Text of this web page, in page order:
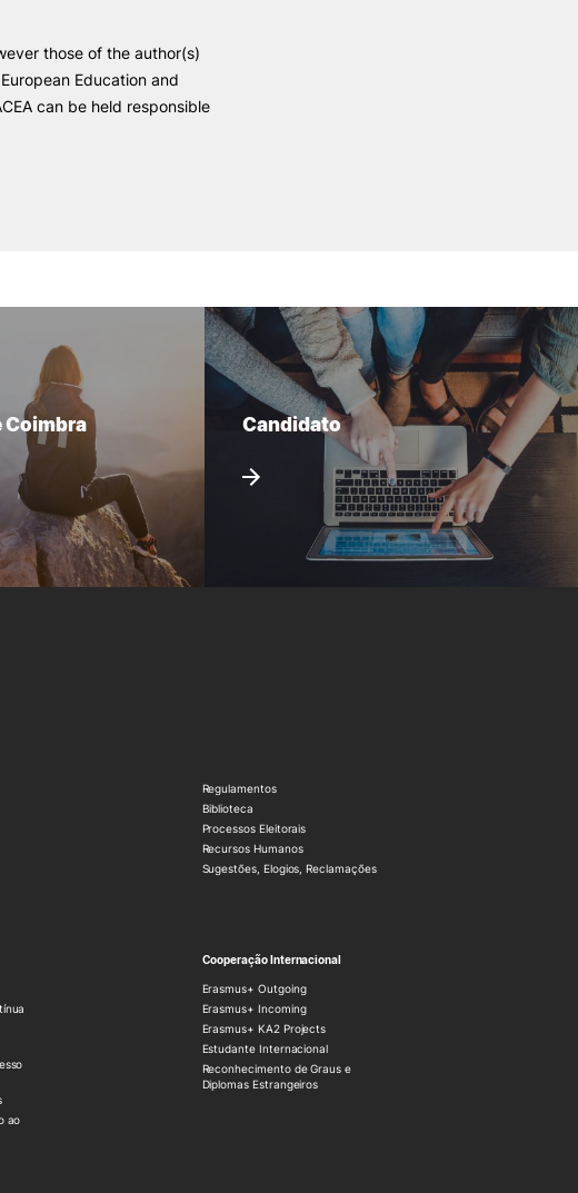
those of the author(s)
Education and
can be held responsible
Coimbra Candidato
Regulamentos
Biblioteca
Processos Eleitorais
Recursos Humanos
Sugestões, Elogios, Reclamações
ao
Cooperação Internacional
Erasmus+ Outgoing
Erasmus+ Incoming
Erasmus+ KA2 Projects
Estudante Internacional
Reconhecimento de Graus e
Diplomas Estrangeiros